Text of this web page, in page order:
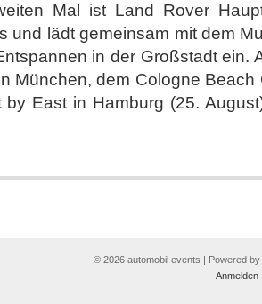
Mal ist Land Rover
und lädt gemeinsam mit dem
in der Großstadt ein.
München, dem Cologne Beach
by East in Hamburg (25.
© 2026 automobil events | Powered by
Anmelden|